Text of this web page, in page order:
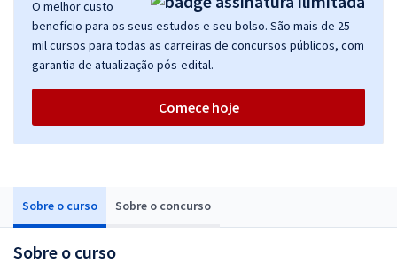
Sobre o curso Sobre o concurso
Sobre o curso
O melhor custo
benefício para os seus estudos e seu bolso. São mais de 25
mil cursos para todas as carreiras de concursos públicos, com
garantia de atualização pós-edital.
Comece hoje